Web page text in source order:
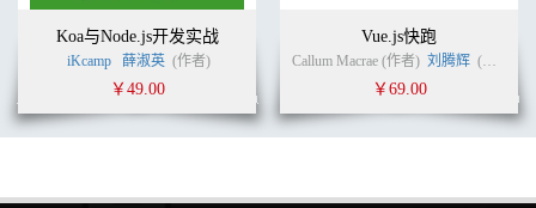
练习题 150
第 7 章 数组与集合 153
7.1 创建数组 155
7.2 长度和索引属性 157
7.3 删除和新增元素 158
Koa与Node.js开发实战
iKcamp 薛淑英 (作者)
￥49.00
Vue.js快跑
Callum Macrae (作者) 刘腾辉 (译者)
￥69.00